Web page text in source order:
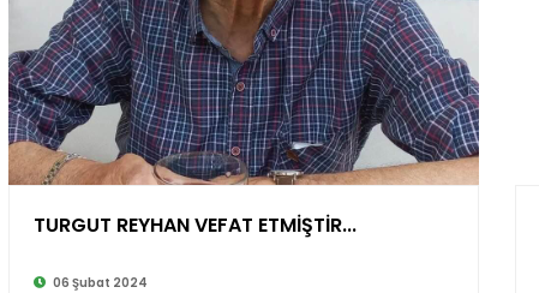
TURGUT REYHAN VEFAT ETMİŞTİR...
06 Şubat 2024